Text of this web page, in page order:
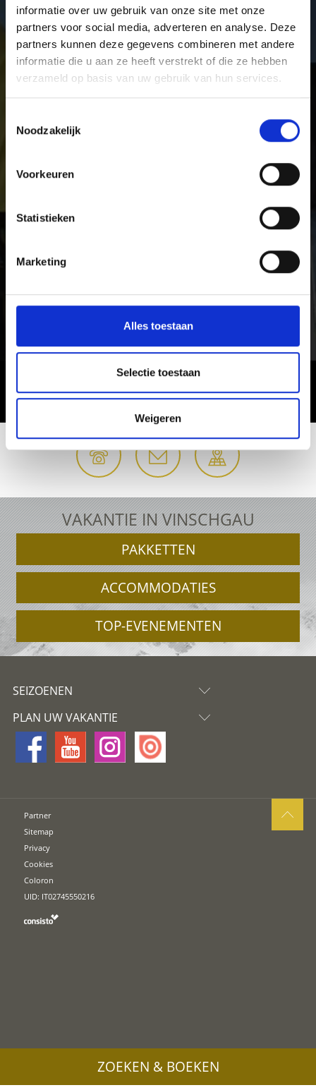
informatie over uw gebruik van onze site met onze
partners voor social media, adverteren en analyse. Deze
partners kunnen deze gegevens combineren met andere
informatie die u aan ze heeft verstrekt of die ze hebben
verzameld op basis van uw gebruik van hun services.
Noodzakelijk
Voorkeuren
Statistieken
Marketing
Alles toestaan
Selectie toestaan
Weigeren
In het Vinschgau genieten vakantiegangers van puur
winterplezier. Van eenzame winterwandelingen en
skitoeren tot vijf afwisselende en ultramoderne
skigebieden voor skiërs, snowboarders en rodelaars,
langlaufers en biatleten.
VAKANTIE IN VINSCHGAU
PAKKETTEN
ACCOMMODATIES
TOP-EVENEMENTEN
SEIZOENEN
PLAN UW VAKANTIE
Partner
Sitemap
Privacy
Cookies
Coloron
UID: IT02745550216
ZOEKEN & BOEKEN